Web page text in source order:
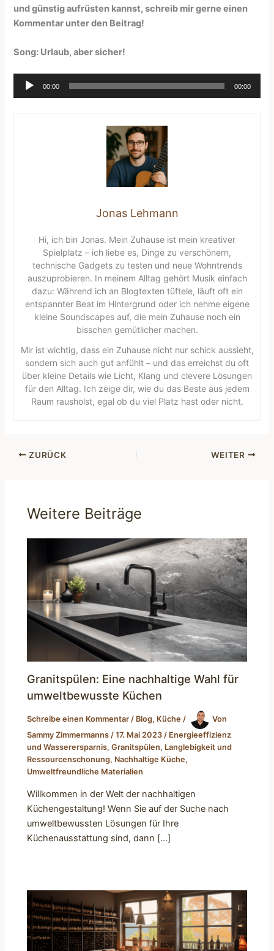
und günstig aufrüsten kannst, schreib mir gerne einen
Kommentar unter den Beitrag!
Song: Urlaub, aber sicher!
Audio-
00:00 00:00
Jonas Lehmann
Hi, ich bin Jonas. Mein Zuhause ist mein kreativer
Spielplatz – ich liebe es, Dinge zu verschönern,
technische Gadgets zu testen und neue Wohntrends
auszuprobieren. In meinem Alltag gehört Musik einfach
dazu: Während ich an Blogtexten tüftele, läuft oft ein
entspannter Beat im Hintergrund oder ich nehme eigene
kleine Soundscapes auf, die mein Zuhause noch ein
bisschen gemütlicher machen.
Mir ist wichtig, dass ein Zuhause nicht nur schick aussieht,
sondern sich auch gut anfühlt – und das erreichst du oft
über kleine Details wie Licht, Klang und clevere Lösungen
für den Alltag. Ich zeige dir, wie du das Beste aus jedem
Raum rausholst, egal ob du viel Platz hast oder nicht.
ZURÜCK WEITER
Weitere Beiträge
Granitspülen: Eine nachhaltige Wahl für
umweltbewusste Küchen
Schreibe einen Kommentar / Blog, Küche /
Von
Sammy Zimmermanns /17. Mai 2023 / Energieeffizienz
und Wasserersparnis,Granitspülen, Langlebigkeit und
Ressourcenschonung, Nachhaltige Küche,
Umweltfreundliche Materialien
Willkommen in der Welt der nachhaltigen
Küchengestaltung! Wenn Sie auf der Suche nach
umweltbewussten Lösungen für Ihre
Küchenausstattung sind, dann […]